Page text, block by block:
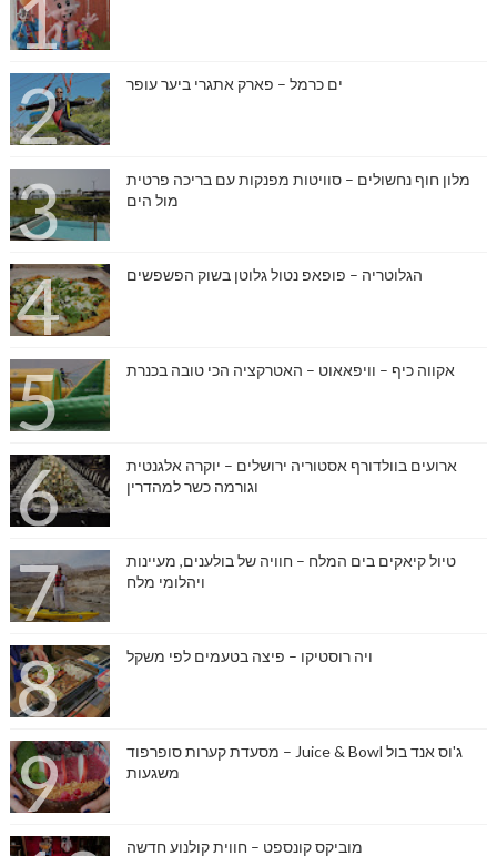
ים כרמל – פארק אתגרי ביער עופר
מלון חוף נחשולים – סוויטות מפנקות עם בריכה פרטית
מול הים
הגלוטריה – פופאפ נטול גלוטן בשוק הפשפשים
אקווה כיף – וויפאאוט – האטרקציה הכי טובה בכנרת
ארועים בוולדורף אסטוריה ירושלים – יוקרה אלגנטית
וגורמה כשר למהדרין
טיול קיאקים בים המלח – חוויה של בולענים, מעיינות
ויהלומי מלח
ויה רוסטיקו – פיצה בטעמים לפי משקל
ג'וס אנד בול Juice & Bowl – מסעדת קערות סופרפוד
משגעות
מוביקס קונספט – חווית קולנוע חדשה